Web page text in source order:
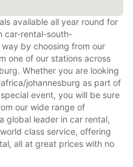
available all year round for
car-rental-south-
by choosing from our
one of our stations across
Whether you are looking
johannesburg as part of
event, you will be sure
our wide range of
global leader in car rental,
class service, offering
all at great prices with no